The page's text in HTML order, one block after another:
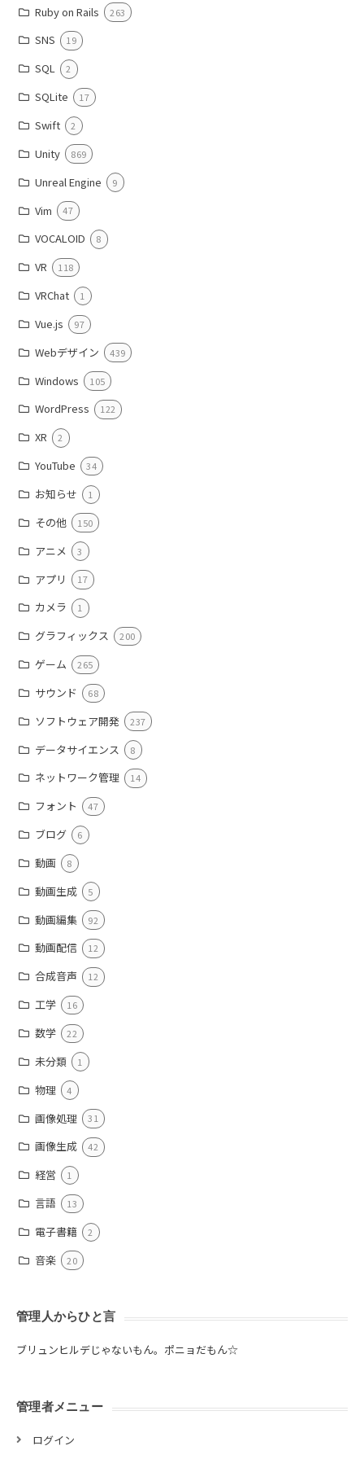
Ruby on Rails 263
SNS 19
SQL 2
SQLite 17
Swift 2
Unity 869
Unreal Engine 9
Vim 47
VOCALOID 8
VR 118
VRChat 1
Vue.js 97
Webデザイン 439
Windows 105
WordPress 122
XR 2
YouTube 34
お知らせ 1
その他 150
アニメ 3
アプリ 17
カメラ 1
グラフィックス 200
ゲーム 265
サウンド 68
ソフトウェア開発 237
データサイエンス 8
ネットワーク管理 14
フォント 47
ブログ 6
動画 8
動画生成 5
動画編集 92
動画配信 12
合成音声 12
工学 16
数学 22
未分類 1
物理 4
画像処理 31
画像生成 42
経営 1
言語 13
電子書籍 2
音楽 20
管理人からひと言
ブリュンヒルデじゃないもん。ポニョだもん☆
管理者メニュー
ログイン